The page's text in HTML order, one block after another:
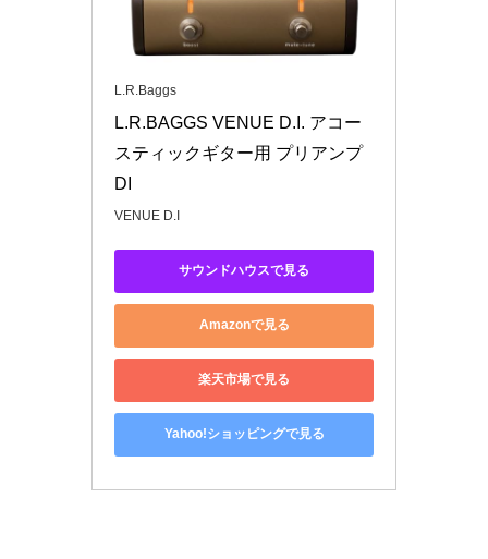
L.R.Baggs
L.R.BAGGS VENUE D.I. アコー
スティックギター用 プリアンプ
DI
VENUE D.I
サウンドハウスで見る
Amazonで見る
楽天市場で見る
Yahoo!ショッピングで見る